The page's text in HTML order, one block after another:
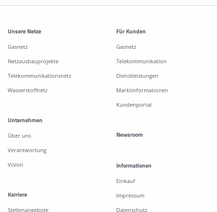
Weitere Informationen
Unsere Netze
Gasnetz
Netzausbauprojekte
Telekommunikationsnetz
Wasserstoffnetz
Für Kunden
Gasnetz
Telekommunikation
Dienstleistungen
Marktinformationen
Kundenportal
Unternehmen
Über uns
Verantwortung
Vision
Karriere
Stellenangebote
Newsroom
Informationen
Einkauf
Impressum
Datenschutz